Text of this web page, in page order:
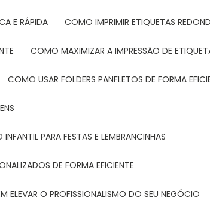
E RÁPIDA COMO IMPRIMIR ETIQUETAS
COMO MAXIMIZAR A IMPRESSÃO DE
COMO USAR FOLDERS PANFLETOS DE FORMA
PARA FESTAS E LEMBRANCINHAS
DE FORMA EFICIENTE
ELEVAR O PROFISSIONALISMO DO SEU NEGÓCIO